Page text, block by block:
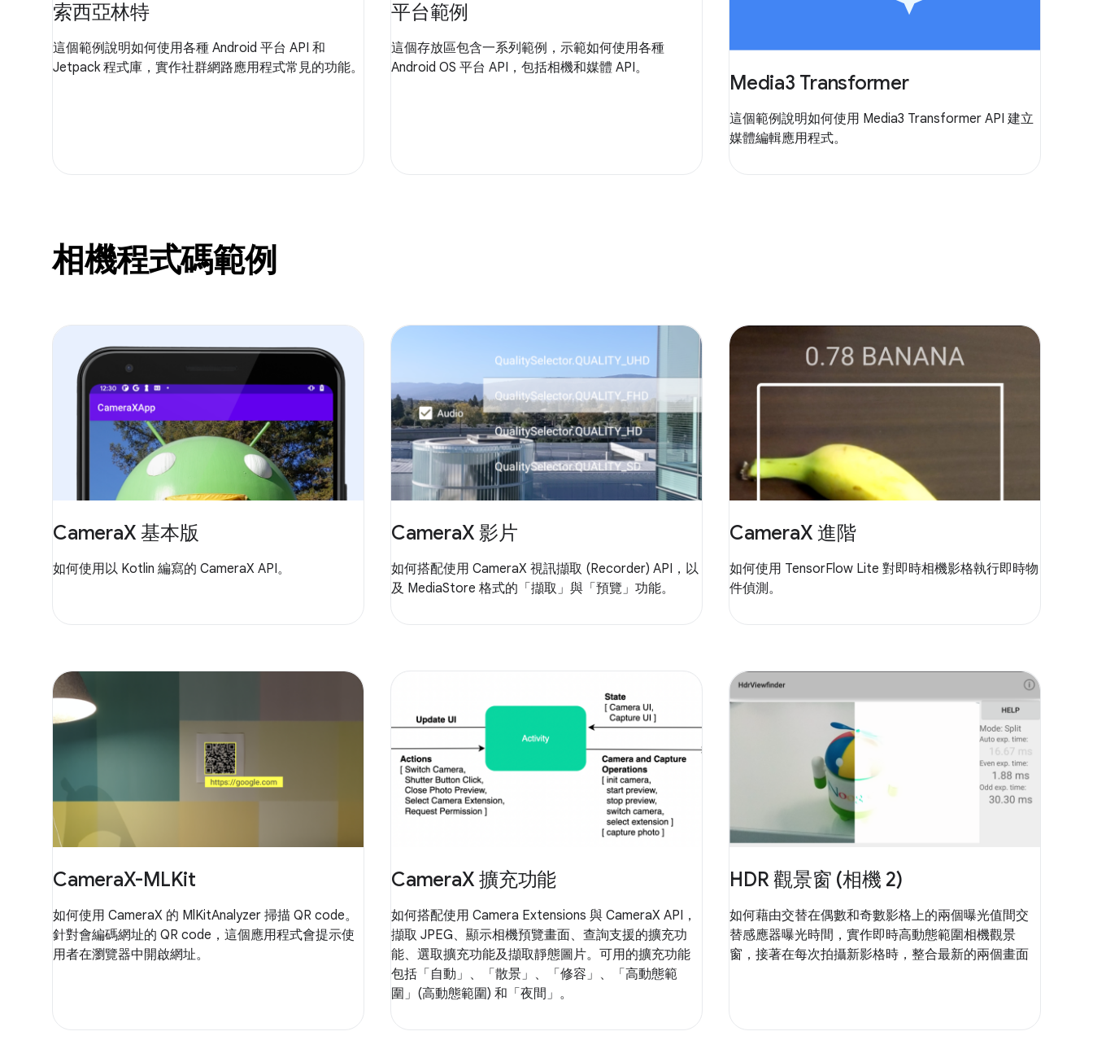
索西亞林特
這個範例說明如何使用各種 Android 平台 API 和
Jetpack 程式庫，實作社群網路應用程式常見的功能。
平台範例
這個存放區包含一系列範例，示範如何使用各種
Android OS 平台 API，包括相機和媒體 API。
Media3 Transformer
這個範例說明如何使用 Media3 Transformer API 建立
媒體編輯應用程式。
相機程式碼範例
CameraX 基本版
如何使用以 Kotlin 編寫的 CameraX API。
CameraX 影片
如何搭配使用 CameraX 視訊擷取 (Recorder) API，以
及 MediaStore 格式的「擷取」與「預覽」功能。
CameraX 進階
如何使用 TensorFlow Lite 對即時相機影格執行即時物
件偵測。
CameraX-MLKit
如何使用 CameraX 的 MlKitAnalyzer 掃描 QR code。
針對會編碼網址的 QR code，這個應用程式會提示使
用者在瀏覽器中開啟網址。
CameraX 擴充功能
如何搭配使用 Camera Extensions 與 CameraX API，
擷取 JPEG、顯示相機預覽畫面、查詢支援的擴充功
能、選取擴充功能及擷取靜態圖片。可用的擴充功能
包括「自動」、「散景」、「修容」、「高動態範
圍」(高動態範圍) 和「夜間」。
HDR 觀景窗 (相機 2)
如何藉由交替在偶數和奇數影格上的兩個曝光值間交
替感應器曝光時間，實作即時高動態範圍相機觀景
窗，接著在每次拍攝新影格時，整合最新的兩個畫面